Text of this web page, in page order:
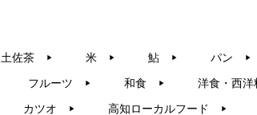
土佐茶 ▶︎ 米 ▶︎ 鮎 ▶︎ パン ▶︎
フルーツ ▶︎ 和食 ▶︎ 洋食・西洋
カツオ ▶︎ 高知ローカルフード ▶︎